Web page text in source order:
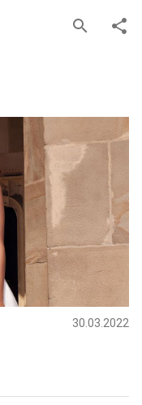
share
search
30.03.2022